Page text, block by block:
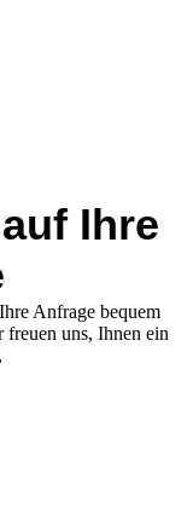
Ihre
Anfrage bequem
uns, Ihnen ein